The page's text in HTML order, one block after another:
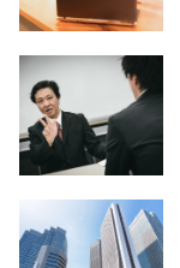
line10
/1074757"
onclick="windo
w.open(this.hre
f, 'Gwindow',
'width=550,